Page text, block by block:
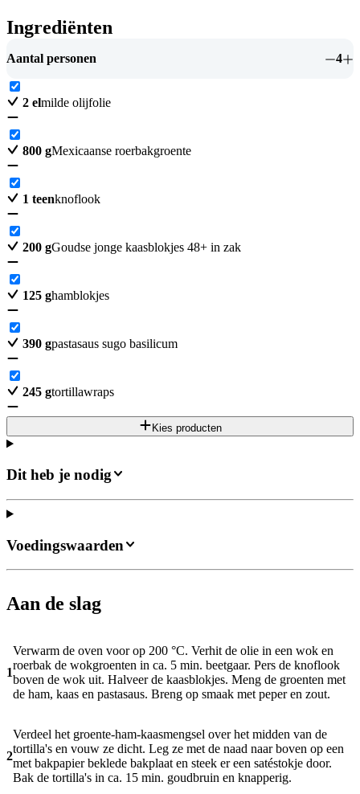
Ingrediënten
Aantal personen 4
2 elmilde olijfolie
800 gMexicaanse roerbakgroente
1 teenknoflook
200 gGoudse jonge kaasblokjes 48+ in zak
125 ghamblokjes
390 gpastasaus sugo basilicum
245 gtortillawraps
Kies producten
Dit heb je nodig
Aan de slag
1
Verwarm de oven voor op 200 °C. Verhit de olie in een wok en
roerbak de wokgroenten in ca. 5 min. beetgaar. Pers de knoflook
boven de wok uit. Halveer de kaasblokjes. Meng de groenten met
de ham, kaas en pastasaus. Breng op smaak met peper en zout.
2
Verdeel het groente-ham-kaasmengsel over het midden van de
tortilla's en vouw ze dicht. Leg ze met de naad naar boven op een
met bakpapier beklede bakplaat en steek er een satéstokje door.
Bak de tortilla's in ca. 15 min. goudbruin en knapperig.
Voedingswaarden